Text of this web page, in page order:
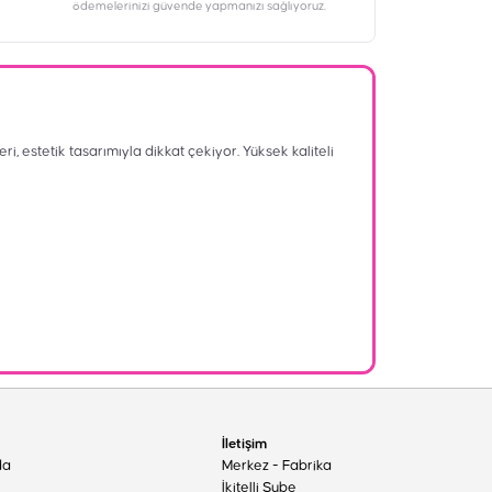
ödemelerinizi güvende yapmanızı sağlıyoruz.
estetik tasarımıyla dikkat çekiyor. Yüksek kaliteli
İletişim
Merkez - Fabrika
İkitelli Şube